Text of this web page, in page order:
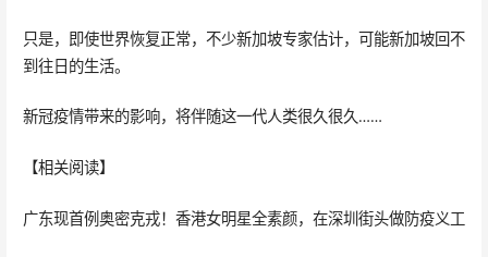
只是，即使世界恢复正常，不少新加坡专家估计，可能新加坡回不
到往日的生活。
新冠疫情带来的影响，将伴随这一代人类很久很久……
【相关阅读】
广东现首例奥密克戎！香港女明星全素颜，在深圳街头做防疫义工